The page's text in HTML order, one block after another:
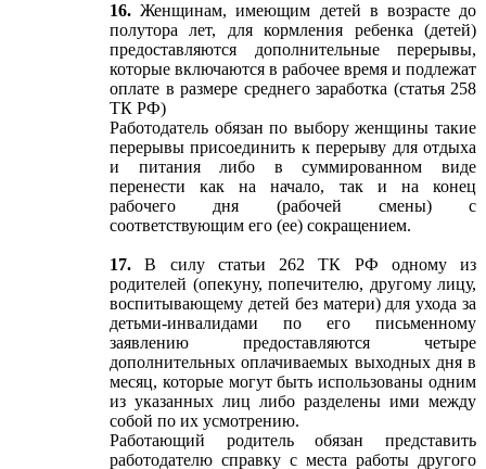
16. Женщинам, имеющим детей в возрасте до
полутора лет, для кормления ребенка (детей)
предоставляются дополнительные перерывы,
которые включаются в рабочее время и подлежат
оплате в размере среднего заработка (статья 258
ТК РФ)
Работодатель обязан по выбору женщины такие
перерывы присоединить к перерыву для отдыха
и питания либо в суммированном виде
перенести как на начало, так и на конец
рабочего дня (рабочей смены) с
соответствующим его (ее) сокращением.
17.В силу статьи 262 ТК РФ одному из
родителей (опекуну, попечителю, другому лицу,
воспитывающему детей без матери) для ухода за
детьми-инвалидами по его письменному
заявлению предоставляются четыре
дополнительных оплачиваемых выходных дня в
месяц, которые могут быть использованы одним
из указанных лиц либо разделены ими между
собой по их усмотрению.
Работающий родитель обязан представить
работодателю справку с места работы другого